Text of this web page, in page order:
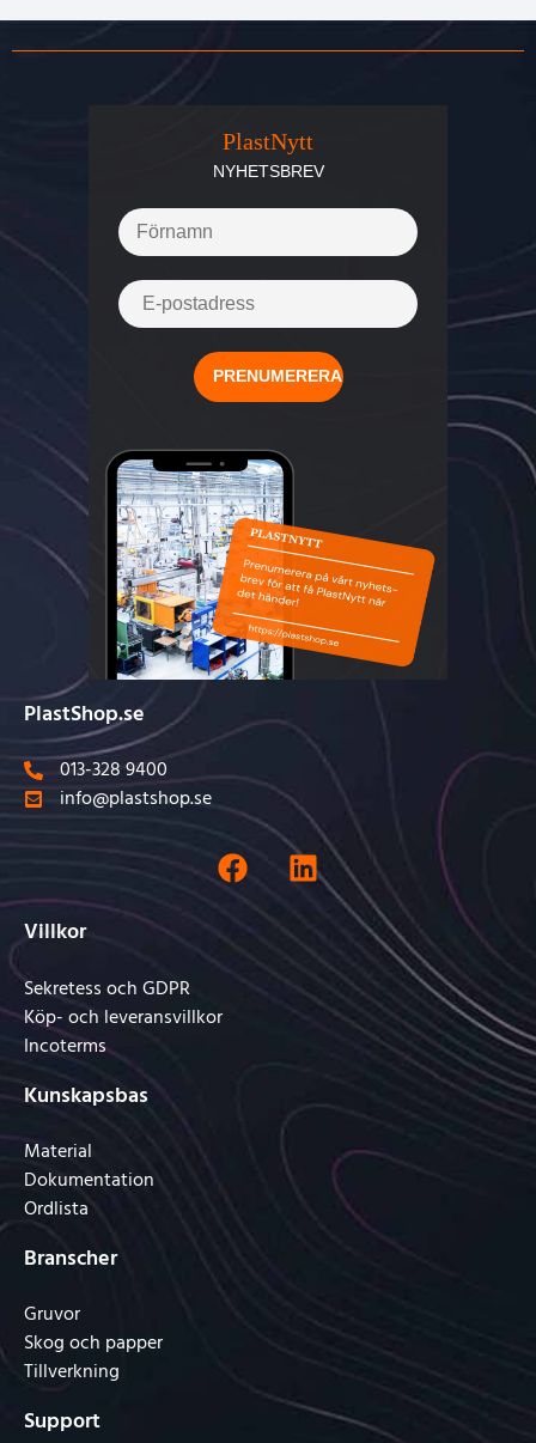
PlastNytt
NYHETSBREV
PlastShop.se
013-328 9400
info@plastshop.se
Villkor
Sekretess och GDPR
Köp- och leveransvillkor
Incoterms
Kunskapsbas
Material
Dokumentation
Ordlista
Branscher
Gruvor
Skog och papper
Tillverkning
Support